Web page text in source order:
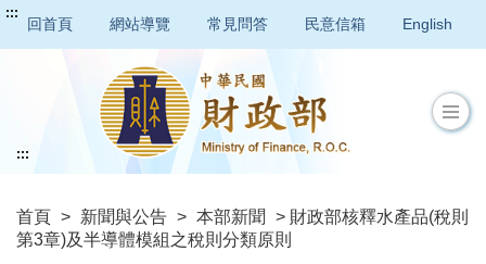
:::
回首頁 網站導覽 常見問答 民意信箱 English
首頁 > 新聞與公告 > 本部新聞
> 財政部核釋水產品(稅則
第3章)及半導體模組之稅則分類原則
:::